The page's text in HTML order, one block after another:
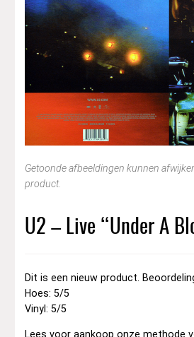
Getoonde afbeeldingen kunnen
product.
U2 – Live “Under A
Dit is een nieuw product.
Hoes: 5/5
Vinyl: 5/5
Lees voor aankoop onze methode